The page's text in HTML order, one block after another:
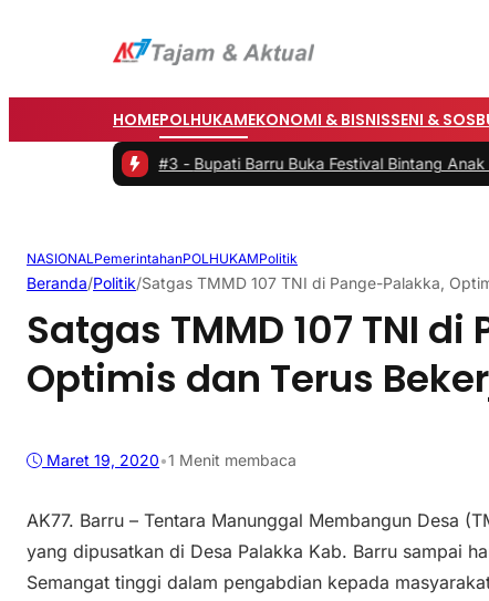
HOMEPOLHUKAMEKONOMI & BISNISSENI &
#3 - Bupati Barru Buka Festival Bintang Anak
NASIONALPemerintahanPOLHUKAMPolitik
Beranda/Politik/Satgas TMMD 107 TNI di Pange-Palakka,
Satgas TMMD 107 TNI
Optimis dan Terus
Maret 19, 2020•1 Menit membaca
AK77. Barru – Tentara Manunggal Membangun Desa
yang dipusatkan di Desa Palakka Kab. Barru sampai
Semangat tinggi dalam pengabdian kepada